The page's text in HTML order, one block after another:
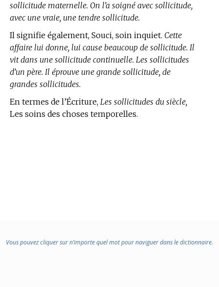
sollicitude maternelle. On l’a soigné avec sollicitude,
avec une vraie, une tendre sollicitude.
Il signifie également, Souci, soin inquiet. Cette
affaire lui donne, lui cause beaucoup de sollicitude. Il
vit dans une sollicitude continuelle. Les sollicitudes
d’un père. Il éprouve une grande sollicitude, de
grandes sollicitudes.
En termes de l’Écriture, Les sollicitudes du siècle,
Les soins des choses temporelles.
Vous pouvez cliquer sur n’importe quel mot pour naviguer dans le dictionnaire.